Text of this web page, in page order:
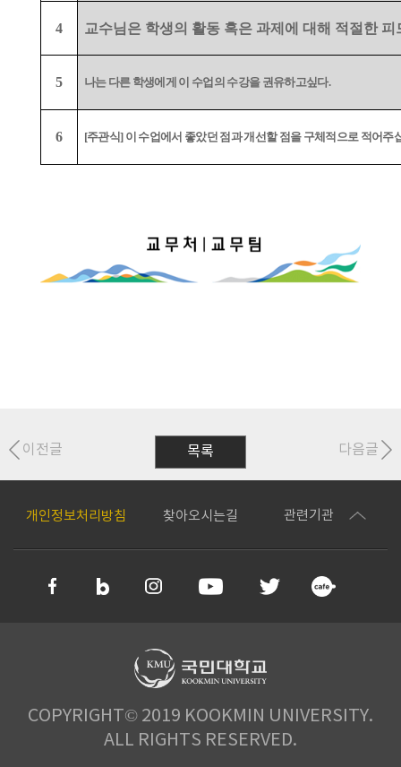
4 교수님은 학생의 활동 혹은 과제에 대해 적절한
5 나는 다른 학생에게 이 수업의 수강을 권유하고싶다.
6 [주관식] 이 수업에서 좋았던 점과 개선할 점을 구체적으로 적어주
목록
이전글 다음글
개인정보처리방침 찾아오시는길 관련기관
COPYRIGHT© 2019 KOOKMIN UNIVERSITY.
ALL RIGHTS RESERVED.